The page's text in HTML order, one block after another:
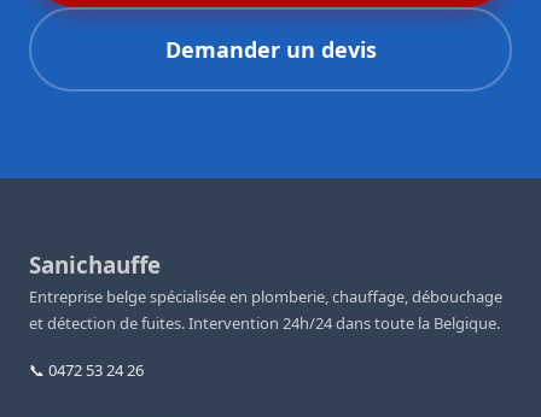
Demander un devis
Sanichauffe
Entreprise belge spécialisée en plomberie, chauffage, débouchage
et détection de fuites. Intervention 24h/24 dans toute la Belgique.
📞 0472 53 24 26